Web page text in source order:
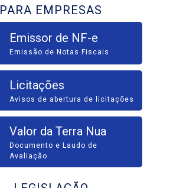
PARA EMPRESAS
Emissor de NF-e
Emissão de Notas Fiscais
Licitações
Avisos de abertura de licitações
Valor da Terra Nua
Documento e Laudo de
Avaliação